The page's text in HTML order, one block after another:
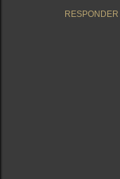
RESPONDER